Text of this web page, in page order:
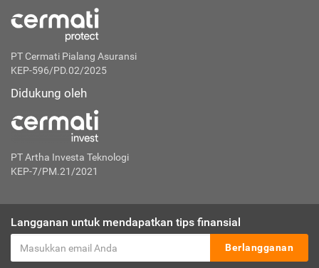
PT Cermati Pialang Asuransi
KEP-596/PD.02/2025
Didukung oleh
PT Artha Investa Teknologi
KEP-7/PM.21/2021
Langganan untuk mendapatkan tips finansial
Berlangganan